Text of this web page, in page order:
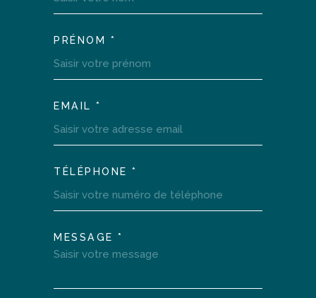
PRÉNOM *
EMAIL *
TÉLÉPHONE *
MESSAGE *